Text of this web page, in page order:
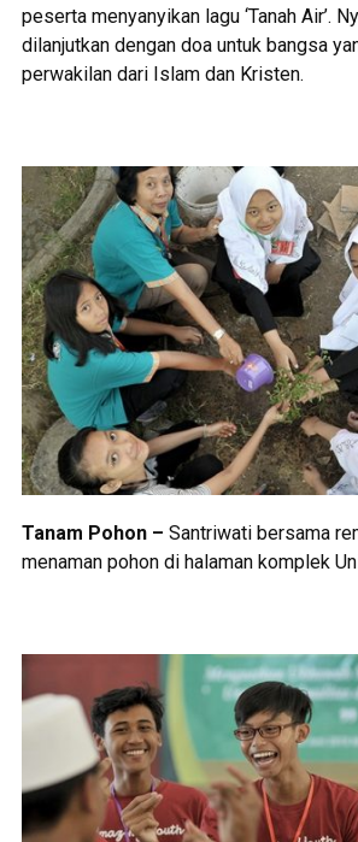
peserta menyanyikan lagu ‘Tanah Air’.
dilanjutkan dengan doa untuk bangsa
perwakilan dari Islam dan Kristen.
Tanam Pohon – Santriwati bersama
menaman pohon di halaman komplek